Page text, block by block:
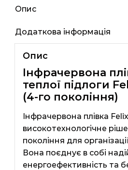
Опис
Додаткова інформація
Опис
Інфрачервона
теплої підлоги
(4-го покоління)
Інфрачервона плівка
високотехнологічне
покоління для
Вона поєднує в собі
енергоефективність та